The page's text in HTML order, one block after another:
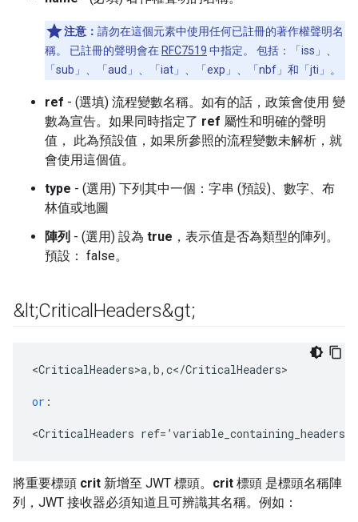
注意： 請勿在這個元素中使用任何已註冊的著作權聲明名
稱。 已註冊的聲明會在 RFC7519 中指定。 包括：「iss」、
「sub」、「aud」、「iat」、「exp」、「nbf」和「jti」。
ref - (選填) 流程變數名稱。如有的話，政策會使用 變
數為宣告。如果同時指定了 ref 屬性和明確的聲明
值， 此為預設值，如果所參照的流程變數未解析，就
會使用這個值。
type - (選用) 下列其中一個：字串 (預設)、數字、布
林值或地圖
陣列 - (選用) 設為 true ，表示值是否為類型的陣列。
預設： false。
&lt;Critical Headers&gt;
<CriticalHeaders>a, b, c</CriticalHeaders>
or :
<CriticalHeaders ref= ’variable_containing_headers
將重要標頭 crit 新增至 JWT 標頭。 crit 標頭 是標頭名稱陣
列，JWT 接收器必須知道且可辨識其名稱。例如：